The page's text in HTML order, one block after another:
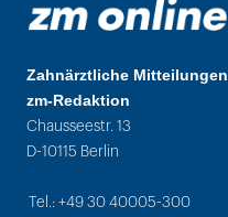
Zahnärztliche Mitteilungen
zm-Redaktion
Chausseestr. 13
D-10115 Berlin
Tel.: +49 30 40005-300